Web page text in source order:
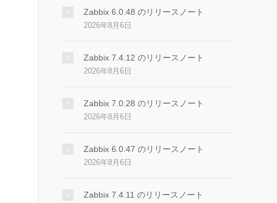
Zabbix 6.0.48 のリリースノート
2026年8月6日
Zabbix 7.4.12 のリリースノート
2026年8月6日
Zabbix 7.0.28 のリリースノート
2026年8月6日
Zabbix 6.0.47 のリリースノート
2026年8月6日
Zabbix 7.4.11 のリリースノート